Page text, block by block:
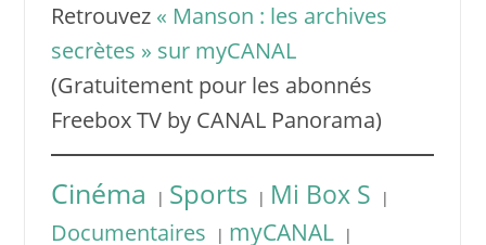
Retrouvez « Manson : les archives
secrètes » sur myCANAL
(Gratuitement pour les abonnés
Freebox TV by CANAL Panorama)
Cinéma | Sports | Mi Box S |
Documentaires | myCANAL |